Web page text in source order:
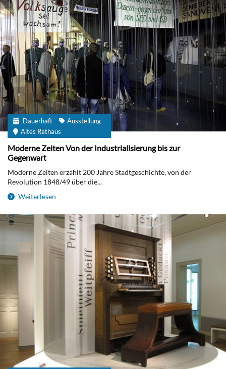
Dauerhaft
Ausstellung
Altes Rathaus
Moderne Zeiten Von der Industrialisierung bis zur
Gegenwart
Moderne Zeiten erzählt 200 Jahre Stadtgeschichte, von der
Revolution 1848/49 über die...
Weiterlesen